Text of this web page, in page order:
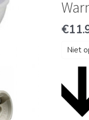
€
Niet